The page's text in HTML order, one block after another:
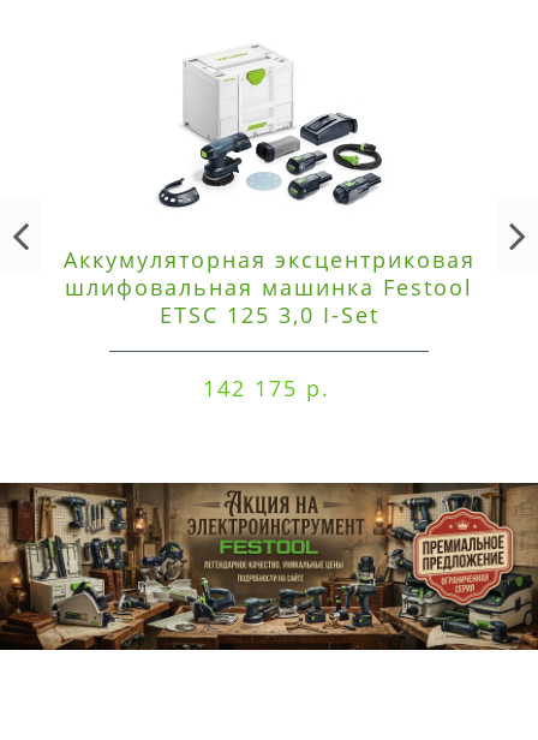
Аккумуляторная эксцентриковая
шлифовальная машинка Festool
ETSC 125 3,0 I-Set
142 175 р.